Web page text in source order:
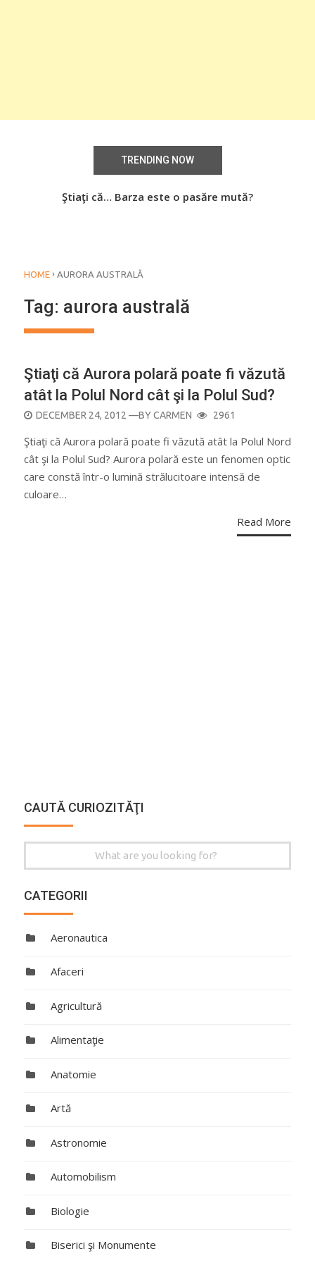
TRENDING NOW
Ştiaţi că… Barza este o pasăre mută?
HOME › AURORA AUSTRALĂ
Tag: aurora australă
Ştiaţi că Aurora polară poate fi văzută
atât la Polul Nord cât şi la Polul Sud?
POSTED
DECEMBER 24, 2012 —BYCARMEN 2961
Ştiaţi că Aurora polară poate fi văzută atât la Polul Nord
cât şi la Polul Sud? Aurora polară este un fenomen optic
care constă într-o lumină strălucitoare intensă de
culoare…
Read More
CAUTĂ CURIOZITĂŢI
for:
CATEGORII
Aeronautica
Afaceri
Agricultură
Alimentaţie
Anatomie
Artă
Astronomie
Automobilism
Biologie
Biserici şi Monumente